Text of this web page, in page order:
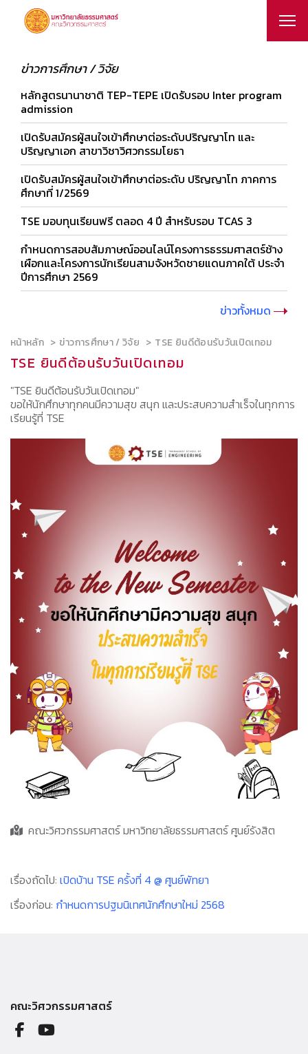
ข่าวการศึกษา / วิจัย
หลักสูตรนานาชาติ TEP-TEPE เปิดรับรอบ Inter program
admission
เปิดรับสมัครผู้สนใจเข้าศึกษาต่อระดับปริญญาโท และ
ปริญญาเอก สาขาวิชาวิศวกรรมโยธา
เปิดรับสมัครผู้สนใจเข้าศึกษาต่อระดับ ปริญญาโท ภาคการ
ศึกษาที่ 1/2569
TSE มอบทุนเรียนฟรี ตลอด 4 ปี สำหรับรอบ TCAS 3
กำหนดการสอบสัมภาษณ์ออนไลน์โครงการธรรมศาสตร์ช้าง
เผือกและโครงการนักเรียนสามจังหวัดชายแดนภาคใต้ ประจำ
ปีการศึกษา 2569
ข่าวทั้งหมด
หน้าหลัก ข่าวการศึกษา / วิจัย TSE ยินดีต้อนรับวันเปิดเทอม
TSE ยินดีต้อนรับวันเปิดเทอม
"TSE ยินดีต้อนรับวันเปิดเทอม"
ขอให้นักศึกษาทุกคนมีความสุข สนุก และประสบความสำเร็จในทุกการ
เรียนรู้ที่ TSE
คณะวิศวกรรมศาสตร์ มหาวิทยาลัยธรรมศาสตร์ ศูนย์รังสิต
เรื่องถัดไป: เปิดบ้าน TSE ครั้งที่ 4 @ ศูนย์พัทยา
เรื่องก่อน: กำหนดการปฐมนิเทศนักศึกษาใหม่ 2568
คณะวิศวกรรมศาสตร์